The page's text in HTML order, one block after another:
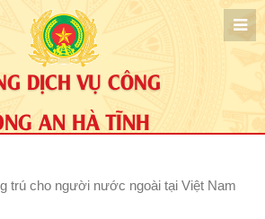
DỊCH VỤ CÔNG
AN HÀ TĨNH
trú cho người nước ngoài tại Việt Nam